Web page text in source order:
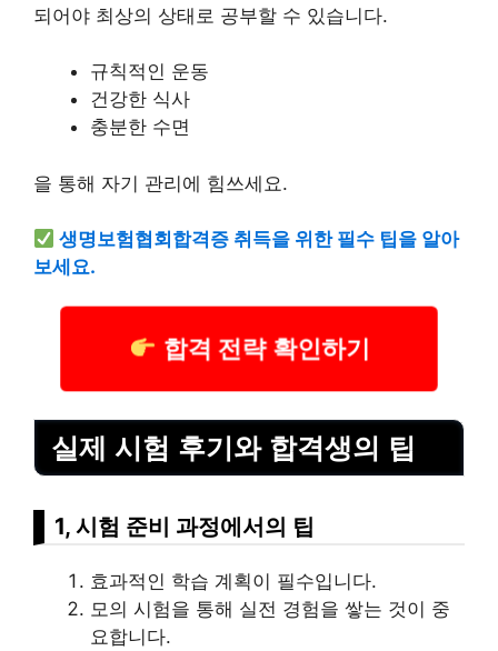
되어야 최상의 상태로 공부할 수 있습니다.
규칙적인 운동
건강한 식사
충분한 수면
을 통해 자기 관리에 힘쓰세요.
생명보험협회합격증 취득을 위한 필수 팁을 알아
보세요.
합격 전략 확인하기
실제 시험 후기와 합격생의 팁
1, 시험 준비 과정에서의 팁
효과적인 학습 계획이 필수입니다.
모의 시험을 통해 실전 경험을 쌓는 것이 중
요합니다.